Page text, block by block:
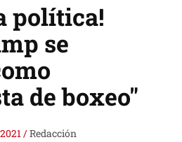
política!
se
de boxeo"
/Redacción